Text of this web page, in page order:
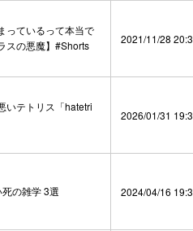
っているって本当で
スの悪魔】#Shorts
2021/11/28
いテトリス「hatetri
2026/01/31
の雑学 3選 2024/04/16